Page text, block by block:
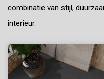
combinatie van stijl,
interieur.